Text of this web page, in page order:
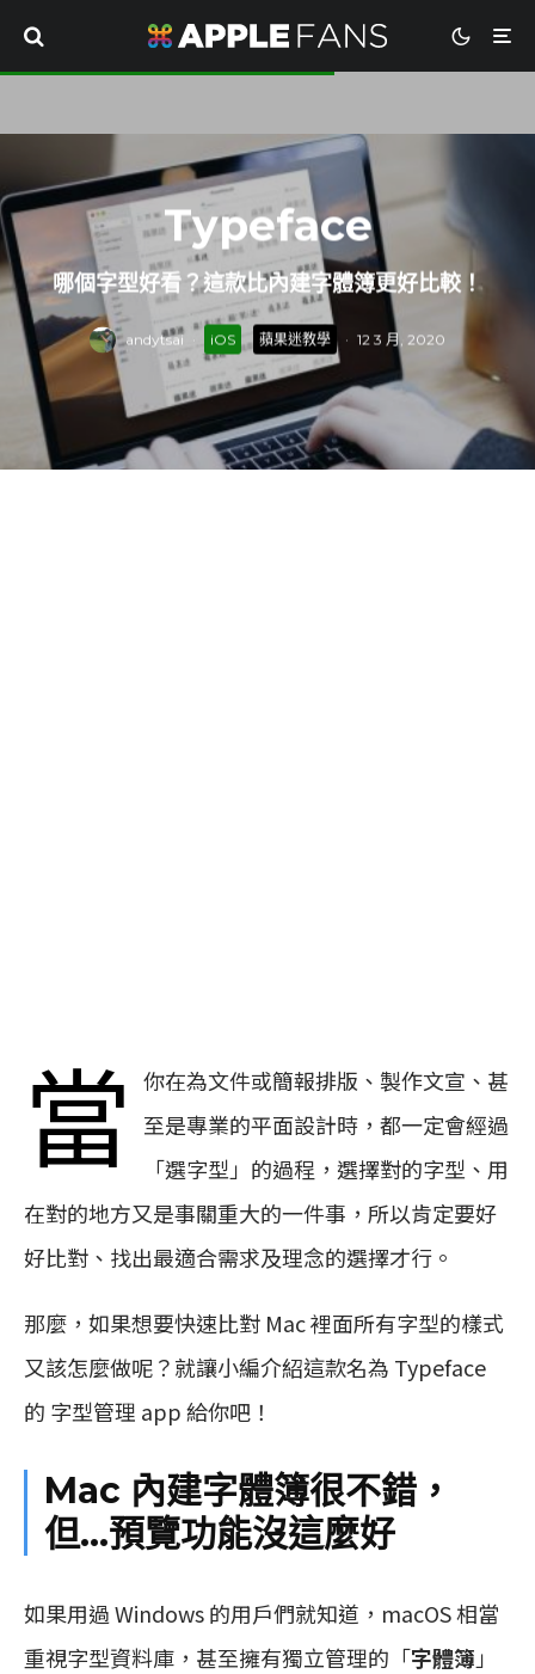
Typeface
哪個字型好看？這款比內建字體簿更好比較！
andytsai iOS 蘋果迷教學 · 12 3 月, 2020
當
你在為文件或簡報排版、製作文宣、甚
至是專業的平面設計時，都一定會經過
「選字型」的過程，選擇對的字型、用
在對的地方又是事關重大的一件事，所以肯定要好
好比對、找出最適合需求及理念的選擇才行。
那麼，如果想要快速比對 Mac 裡面所有字型的樣式
又該怎麼做呢？就讓小編介紹這款名為 Typeface
的 字型管理 app 給你吧！
Mac 內建字體簿很不錯，
但…預覽功能沒這麼好
如果用過 Windows 的用戶們就知道，macOS 相當
重視字型資料庫，甚至擁有獨立管理的「字體簿 」